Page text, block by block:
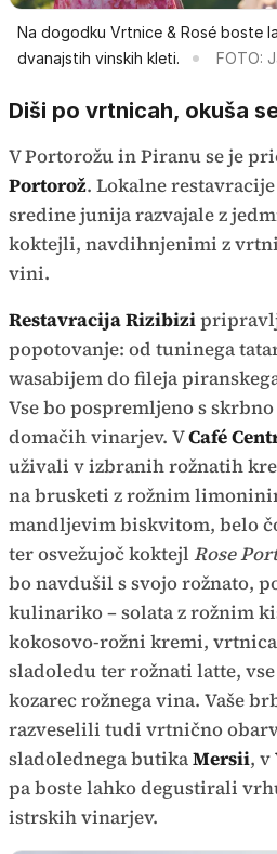
Na dogodku Vrtnice & Rosé boste
dvanajstih vinskih kleti.
FOTO:
Diši po vrtnicah, okuša
V Portorožu in Piranu se je
Portorož. Lokalne
sredine junija razvajale z
koktejli, navdihnjenimi z
vini.
Restavracija Rizibizi
popotovanje: od tuninega
wasabijem do fileja
Vse bo pospremljeno s
domačih vinarjev. VCafé
uživali v izbranih rožnatih
na brusketi z rožnim
mandljevim biskvitom, belo
ter osvežujoč koktejl Rose
bo navdušil s svojo rožnato,
kulinariko – solata z rožnim
kokosovo-rožni kremi,
sladoledu ter rožnati latte,
kozarec rožnega vina. Vaše
razveselili tudi vrtnično
sladolednega butikaMersii, v
pa boste lahko degustirali
istrskih vinarjev.